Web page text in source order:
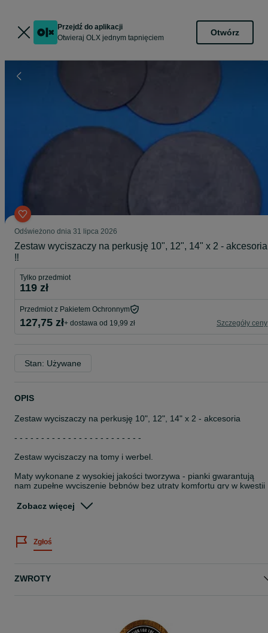
Przejdź do aplikacji
Otwieraj OLX jednym tapnięciem
Otwórz
Odświeżono dnia 31 lipca 2026
Zestaw wyciszaczy na perkusję 10", 12", 14" x 2 - akcesoria
‼️
Tylko przedmiot
119 zł
Przedmiot z Pakietem Ochronnym
127,75 zł+ dostawa od 19,99 zł Szczegóły ceny
Stan: Używane
OPIS
Zestaw wyciszaczy na perkusję 10", 12", 14" x 2 - akcesoria
- - - - - - - - - - - - - - - - - - - - - - - -
Zestaw wyciszaczy na tomy i werbel.
Maty wykonane z wysokiej jakości tworzywa - pianki gwarantują
nam zupełne wyciszenie bębnów bez utraty komfortu gry w kwestii
werbel.
Stan bardzo dobry!
KONTAKT: 51*****53
Zobacz więcej
Zgłoś
ZWROTY